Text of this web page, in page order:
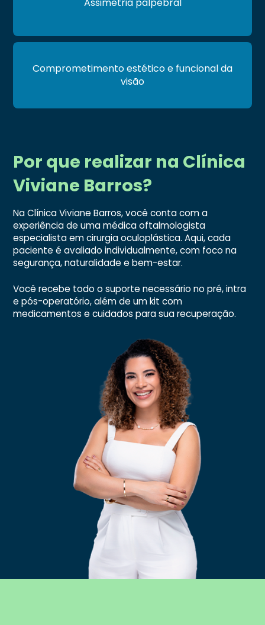
Assimetria palpebral
Comprometimento estético e funcional da
visão
Por que realizar na Clínica
Viviane Barros?
Na Clínica Viviane Barros, você conta com a
experiência de uma médica oftalmologista
especialista em cirurgia oculoplástica. Aqui, cada
paciente é avaliado individualmente, com foco na
segurança, naturalidade e bem-estar.
Você recebe todo o suporte necessário no pré, intra
e pós-operatório, além de um kit com
medicamentos e cuidados para sua recuperação.